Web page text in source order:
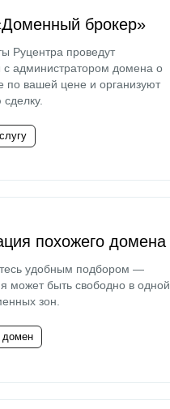
брокер»
Руцентра проведут
с администратором домена о
по вашей цене и организуют
похожего домена
удобным подбором —
может быть свободно в одной
зон.
домен